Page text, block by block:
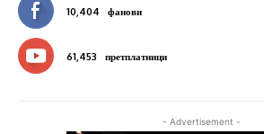
10,404 фанови
61,453 претплатници
- Advertisement -